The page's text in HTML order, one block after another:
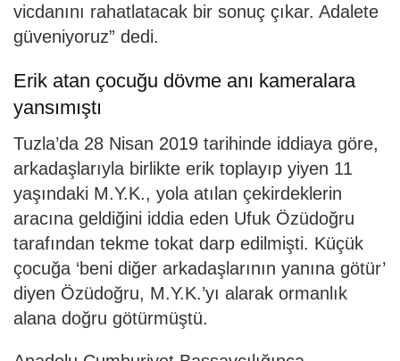
vicdanını rahatlatacak bir sonuç çıkar. Adalete
güveniyoruz” dedi.
Erik atan çocuğu dövme anı kameralara
yansımıştı
Tuzla’da 28 Nisan 2019 tarihinde iddiaya göre,
arkadaşlarıyla birlikte erik toplayıp yiyen 11
yaşındaki M.Y.K., yola atılan çekirdeklerin
aracına geldiğini iddia eden Ufuk Özüdoğru
tarafından tekme tokat darp edilmişti. Küçük
çocuğa ‘beni diğer arkadaşlarının yanına götür’
diyen Özüdoğru, M.Y.K.’yı alarak ormanlık
alana doğru götürmüştü.